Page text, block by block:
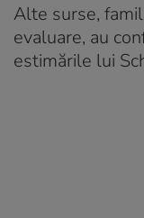
Alte surse,
evaluare, au
estimările lui